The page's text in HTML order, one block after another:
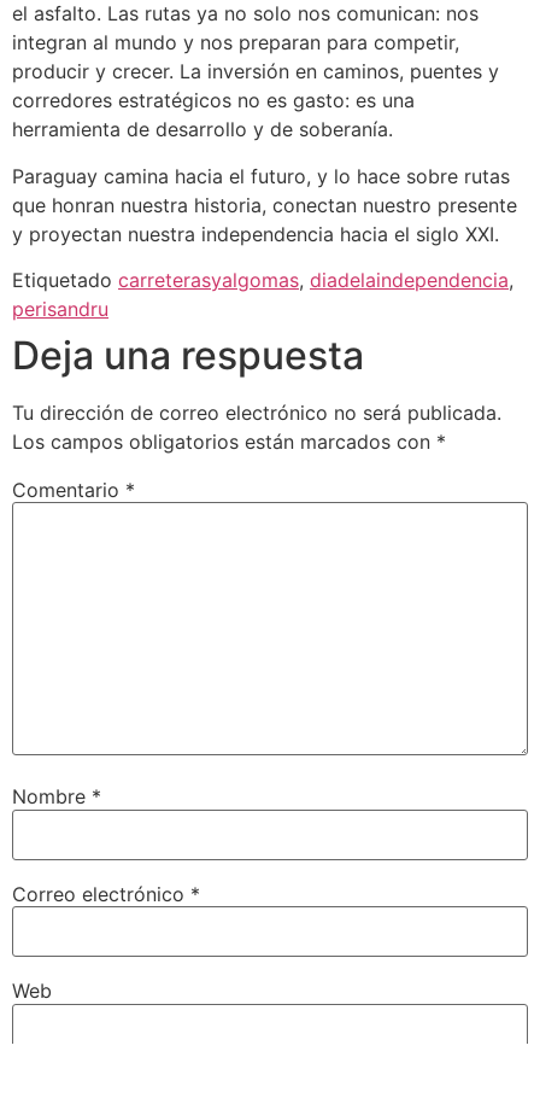
el asfalto. Las rutas ya no solo nos comunican: nos
integran al mundo y nos preparan para competir,
producir y crecer. La inversión en caminos, puentes y
corredores estratégicos no es gasto: es una
herramienta de desarrollo y de soberanía.
Paraguay camina hacia el futuro, y lo hace sobre rutas
que honran nuestra historia, conectan nuestro presente
y proyectan nuestra independencia hacia el siglo XXI.
Etiquetado carreterasyalgomas, diadelaindependencia,
perisandru
Deja una respuesta
Tu dirección de correo electrónico no será publicada.
Los campos obligatorios están marcados con *
Comentario *
Nombre *
Correo electrónico *
Web